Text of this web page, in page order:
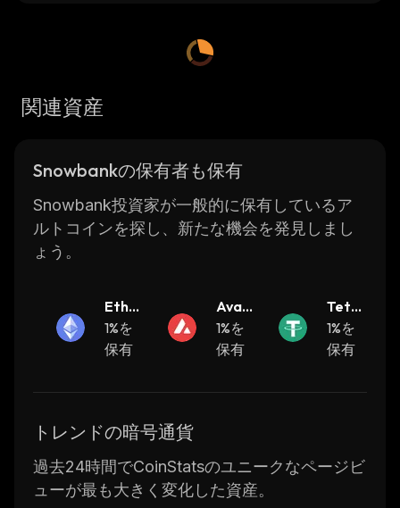
Snowbank’s main goal is to make DeFi
achieve this, the platform has developed
trade tokens without needing any technical
knowledge or experience. Additionally,
Snowbank provides users with access to a
variety of different yield-generating strategies
such as liquidity mining and staking rewards.
earn passive income from their crypto
holdings.
Snowbank also offers its own native token
platform such as staking rewards and
tokens, users can increase their earnings from
the platform while also helping shape its
関連資産
Snowbankの保有者も保有
Snowbank投資家が一般的に保有しているア
ルトコインを探し、新たな機会を発見しまし
ょう。
Ether
eum
1%を
保有
Avala
nche
1%を
保有
Teth
er
1%を
保有
トレンドの暗号通貨
過去24時間でCoinStatsのユニークなページビ
ューが最も大きく変化した資産。